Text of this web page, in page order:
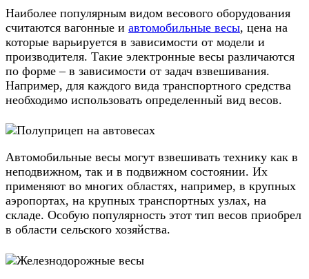
Наиболее популярным видом весового оборудования
считаются вагонные и автомобильные весы, цена на
которые варьируется в зависимости от модели и
производителя. Такие электронные весы различаются
по форме – в зависимости от задач взвешивания.
Например, для каждого вида транспортного средства
необходимо использовать определенный вид весов.
Автомобильные весы могут взвешивать технику как в
неподвижном, так и в подвижном состоянии. Их
применяют во многих областях, например, в крупных
аэропортах, на крупных транспортных узлах, на
складе. Особую популярность этот тип весов приобрел
в области сельского хозяйства.